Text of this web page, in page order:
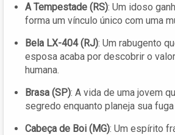
A Tempestade (RS): Um idoso
forma um vínculo único com uma
Bela LX-404 (RJ): Um rabugento
esposa acaba por descobrir o
humana.
Brasa (SP): A vida de uma jovem
segredo enquanto planeja sua
Cabeça de Boi (MG): Um espírito